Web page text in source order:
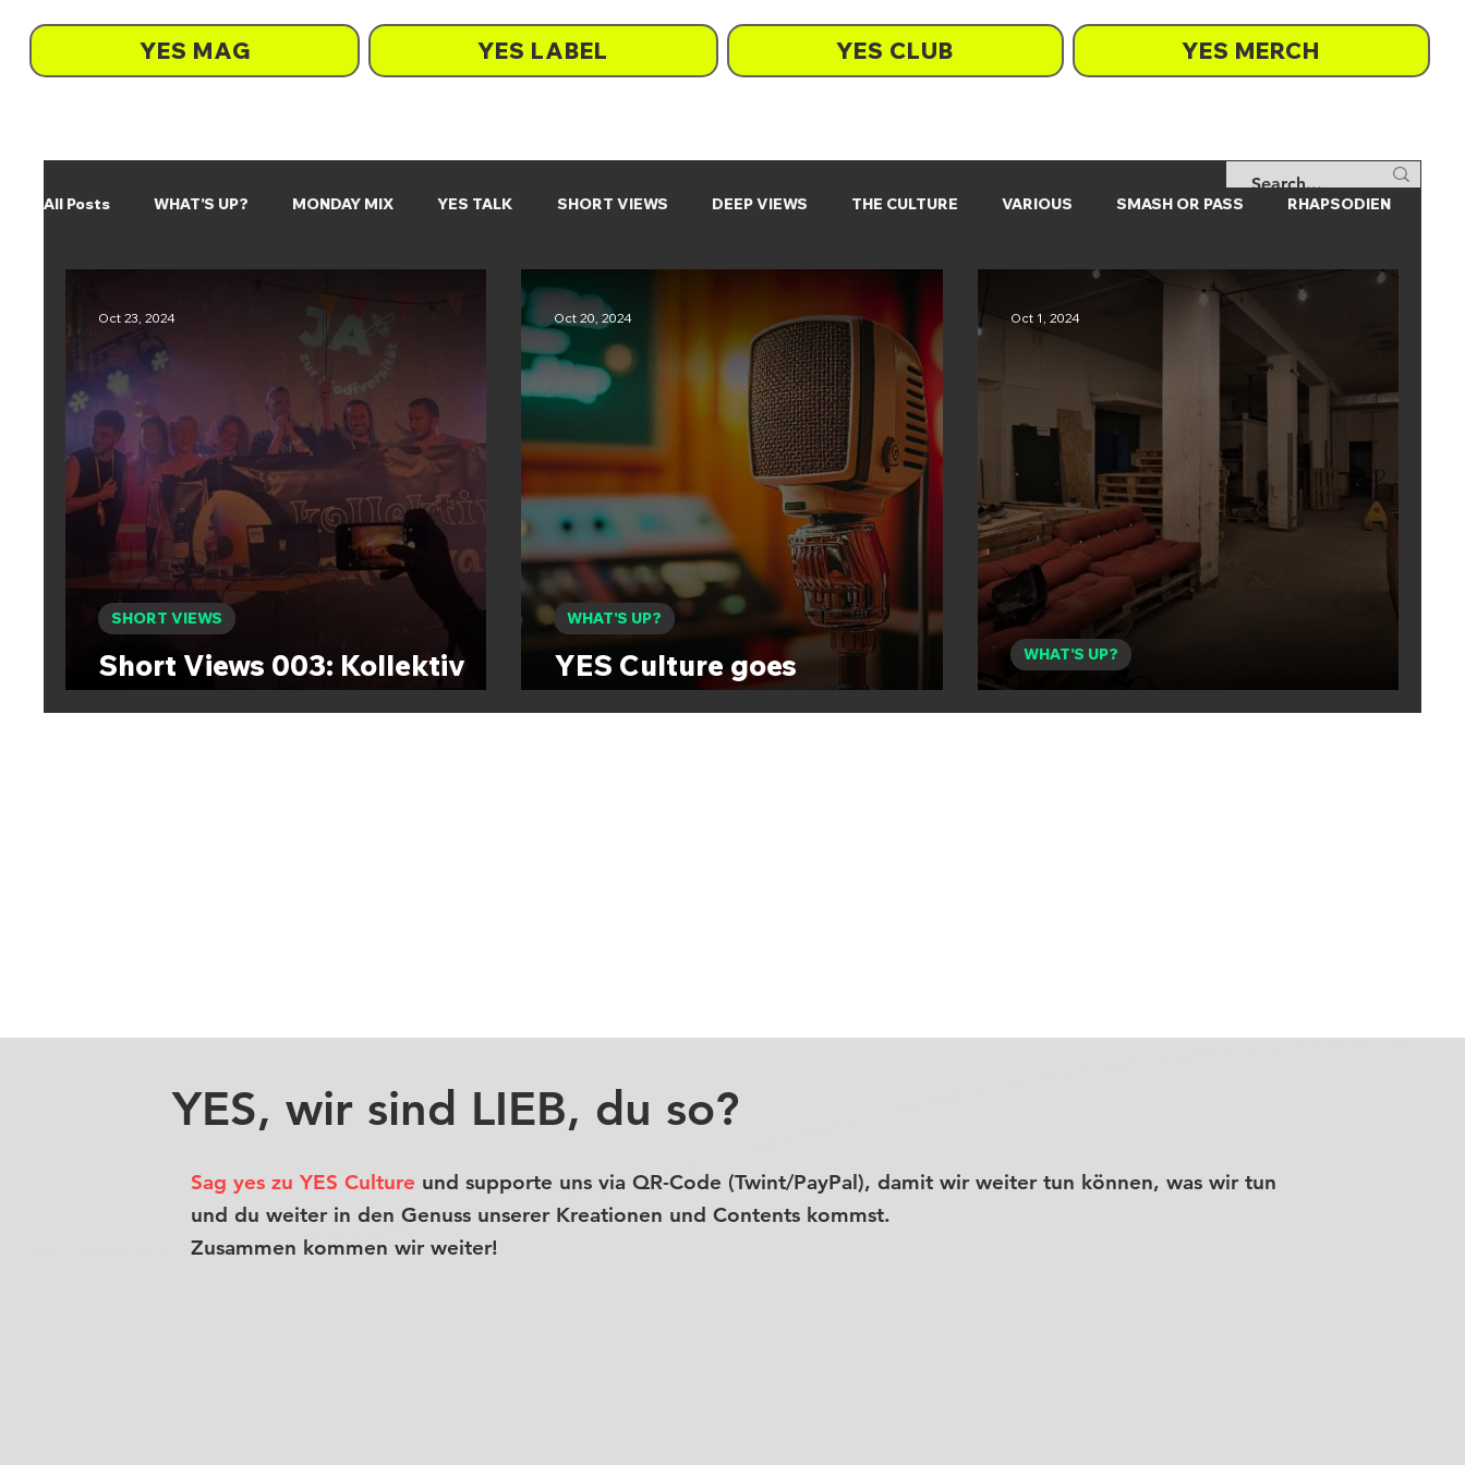
YES MAG YES LABEL YES CLUB YES MERCH
YES, wir sind LIEB, du so?
Sag yes zu YES Culture und supporte uns via QR-Code (Twint/PayPal), damit wir weiter tun können, was wir tun
und du weiter in den Genuss unserer Kreationen und Contents kommst.
Zusammen kommen wir weiter!
All Posts WHAT'S UP? MONDAY MIX YES TALK SHORT VIEWS DEEP VIEWS THE CULTURE VARIOUS SMASH OR PASS RHAPSODIEN
Short Views 003: Kollektiv
Irrelevant
SHORT VIEWS
Oct 23, 2024
YES Culture goes
Radio...logisch!
WHAT'S UP?
Oct 20, 2024
Der Neue in Solothurn
WHAT'S UP?
Oct 1, 2024